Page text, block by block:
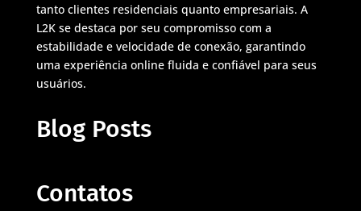
tanto clientes residenciais quanto empresariais. A
L2K se destaca por seu compromisso com a
estabilidade e velocidade de conexão, garantindo
uma experiência online fluida e confiável para seus
usuários.
Blog Posts
Contatos